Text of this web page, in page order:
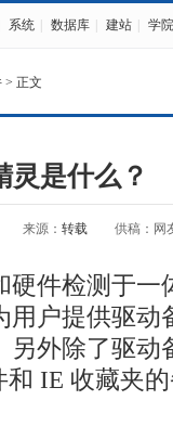
系统 数据库 建站 学院
> 正文
灵是什么？
来源： 转载 供稿：网
件检测于一
用户提供驱动
外除了驱动
IE 收藏夹